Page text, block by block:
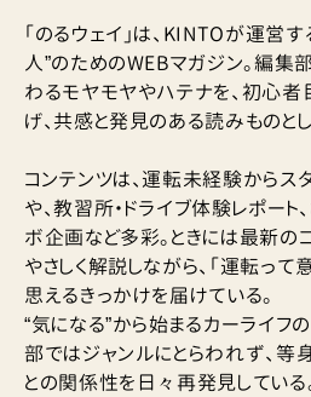
「のるウェイ」は、KINTOが運営
人”のためのWEBマガジン。編集
わるモヤモヤやハテナを、初心
げ、共感と発見のある読みものと
コンテンツは、運転未経験からス
や、教習所・ドライブ体験レポー
ボ企画など多彩。ときには最新の
やさしく解説しながら、「運転って
思えるきっかけを届けている。
“気になる”から始まるカーライフ
部ではジャンルにとらわれず、等
との関係性を日々再発見している